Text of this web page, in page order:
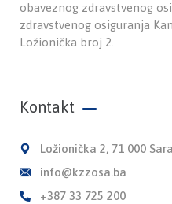
obaveznog zdravstvenog
zdravstvenog osiguranja
Ložionička broj 2.
Kontakt
Ložionička 2, 71 000
info@kzzosa.ba
+387 33 725 200